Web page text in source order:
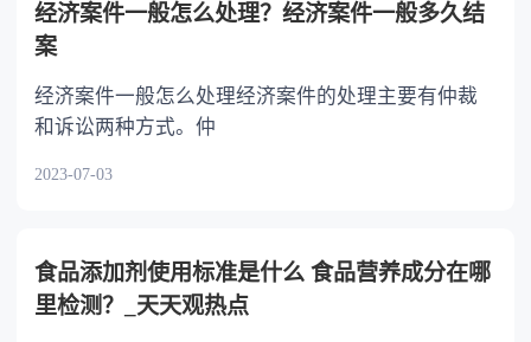
经济案件一般怎么处理？经济案件一般多久结
案
经济案件一般怎么处理经济案件的处理主要有仲裁
和诉讼两种方式。仲
2023-07-03
食品添加剂使用标准是什么 食品营养成分在哪
里检测？_天天观热点